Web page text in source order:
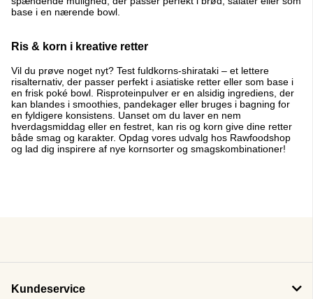
base i en nærende bowl.
Ris & korn i kreative retter
Vil du prøve noget nyt? Test fuldkorns-shirataki – et lettere
risalternativ, der passer perfekt i asiatiske retter eller som base i
en frisk poké bowl. Risproteinpulver er en alsidig ingrediens, der
kan blandes i smoothies, pandekager eller bruges i bagning for
en fyldigere konsistens. Uanset om du laver en nem
hverdagsmiddag eller en festret, kan ris og korn give dine retter
både smag og karakter. Opdag vores udvalg hos Rawfoodshop
og lad dig inspirere af nye kornsorter og smagskombinationer!
Kundeservice